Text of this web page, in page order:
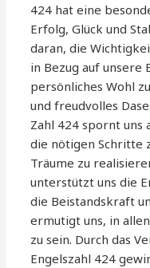
424 hat eine
Erfolg, Glück und
daran, die
in Bezug auf unsere
persönliches Wohl
und freudvolles
Zahl 424 spornt
die nötigen Schritte
Träume zu
unterstützt uns die
die Beistandskraft
ermutigt uns, in
zu sein. Durch das
Engelszahl 424